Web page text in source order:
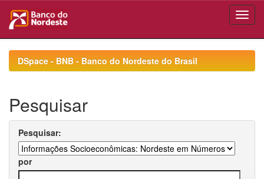
navigationDSpace - BNB - Banco do Nordeste do Brasil
Pesquisar
Pesquisar:
por